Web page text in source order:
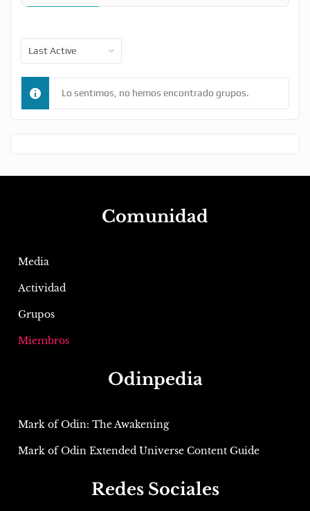
By:
Lo sentimos, no hemos encontrado grupos.
Comunidad
Media
Actividad
Grupos
Miembros
Odinpedia
Mark of Odin: The Awakening
Mark of Odin Extended Universe Content Guide
Redes Sociales